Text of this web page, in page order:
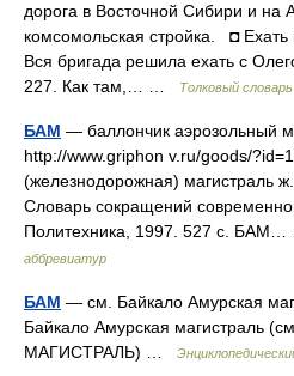
дорога в Восточной Сибири и на
комсомольская стройка. ◘
Вся бригада решила ехать с
227. Как там,… …
Толковый
БАМ — баллончик аэрозольный
http://www.griphon v.ru/goods/
(железнодорожная) магистраль
Словарь сокращений
Политехника, 1997. 527 с.
аббревиатур
БАМ — см. Байкало Амурская
Байкало Амурская магистраль
МАГИСТРАЛЬ) …